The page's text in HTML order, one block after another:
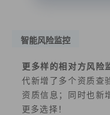
智能风险监控
更多样的相对方风险
代新增了多个资质查
资质信息；同时也新
更多选择！